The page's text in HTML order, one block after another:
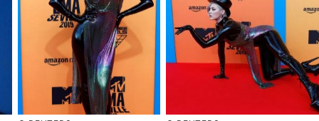
Цікавинки Погода
Екологія Регіони
Лонгріди